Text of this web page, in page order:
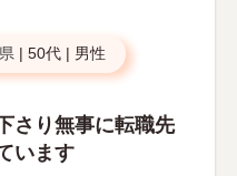
| 50代 | 男性
さり無事に転職先
います